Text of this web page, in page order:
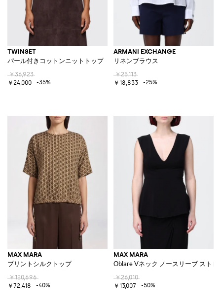
TWINSET
パール付きコットンニットトップ
￥36,923
￥24,000
-35%
ARMANI EXCHANGE
リネンブラウス
￥25,113
￥18,833
-25%
MAX MARA
プリントシルクトップ
￥120,696
￥72,418
-40%
MAX MARA
Oblare Vネック ノースリーブ スト
￥26,010
￥13,007
-50%